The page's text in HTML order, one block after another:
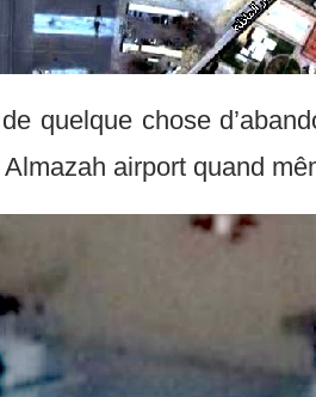
quelque chose
Almazah airport quand